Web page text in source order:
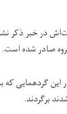
در خبر ذکر
صادر شده است.
این گردهمایی
برگردند.